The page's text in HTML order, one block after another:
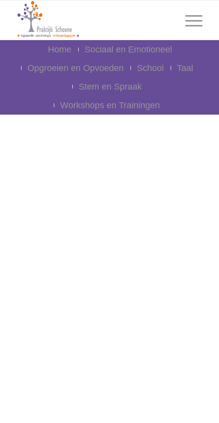
Home
Sociaal en Emotioneel
Opgroeien en Opvoeden
School
Taal
Stem en Spraak
Workshops en Trainingen